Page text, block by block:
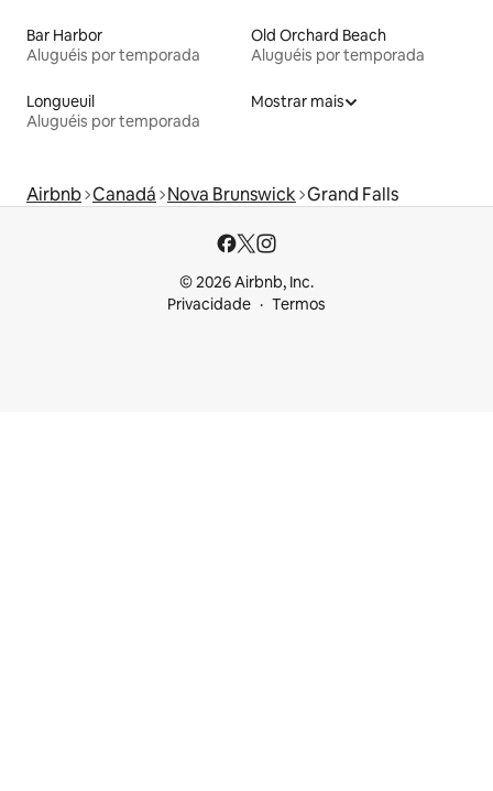
Bar Harbor
Aluguéis por temporada
Old Orchard Beach
Aluguéis por temporada
Longueuil
Aluguéis por temporada
Mostrar mais
Airbnb Canadá Nova Brunswick Grand Falls
© 2026 Airbnb, Inc.
Privacidade
Termos